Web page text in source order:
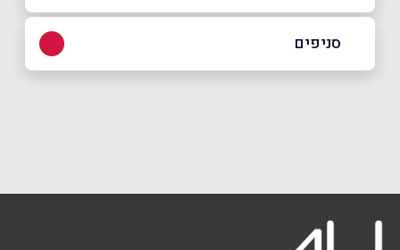
באתר בפייסבוק באינסטגרם
טלפון
סניפים